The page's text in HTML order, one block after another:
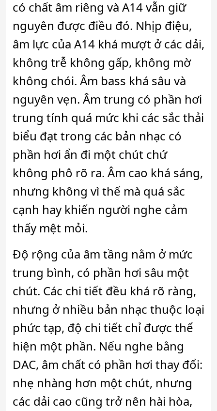
có chất âm riêng và A14 vẫn giữ
nguyên được điều đó. Nhịp điệu,
âm lực của A14 khá mượt ở các dải,
không trễ không gấp, không mờ
không chói. Âm bass khá sâu và
nguyên vẹn. Âm trung có phần hơi
trung tính quá mức khi các sắc thải
biểu đạt trong các bản nhạc có
phần hơi ẩn đi một chút chứ
không phô rõ ra. Âm cao khá sáng,
nhưng không vì thế mà quá sắc
cạnh hay khiến người nghe cảm
thấy mệt mỏi.
Độ rộng của âm tầng nằm ở mức
trung bình, có phần hơi sâu một
chút. Các chi tiết đều khá rõ ràng,
nhưng ở nhiều bản nhạc thuộc loại
phức tạp, độ chi tiết chỉ được thể
hiện một phần. Nếu nghe bằng
DAC, âm chất có phần hơi thay đổi:
nhẹ nhàng hơn một chút, nhưng
các dải cao cũng trở nên hài hòa,